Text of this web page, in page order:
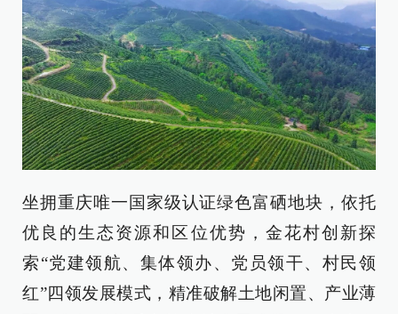
坐拥重庆唯一国家级认证绿色富硒地块，依托
优良的生态资源和区位优势，金花村创新探
索“党建领航、集体领办、党员领干、村民领
红”四领发展模式，精准破解土地闲置、产业薄